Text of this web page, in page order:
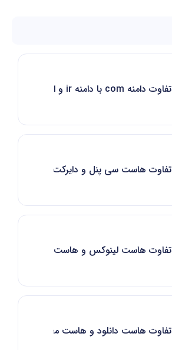
تفاوت دامنه com با دامنه ir و انتخاب بهترین دامنه
تفاوت هاست سی پنل و دایرکت ادمین
تفاوت هاست لینوکس و هاست ویندوز
تفاوت هاست دانلود و هاست معمولی